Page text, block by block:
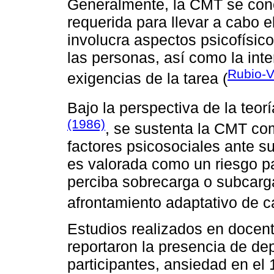
Generalmente, la CMT se
requerida para llevar a cabo
involucra aspectos
las personas, así como la
exigencias de la tarea (Rubio-
Bajo la perspectiva de la
(1986), se sustenta la CMT
factores psicosociales ante
es valorada como un riesgo
perciba sobrecarga o
afrontamiento adaptativo de
Estudios realizados en
reportaron la presencia de
participantes, ansiedad en el